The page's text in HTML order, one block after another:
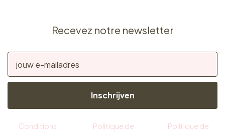
Recevez notre newsletter
Inschrijven
Conditions
Politique de
Politique de